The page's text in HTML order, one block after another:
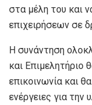
στα μέλη του και
επιχειρήσεων σε
Η συνάντηση
και Επιμελητήριο
επικοινωνία και
ενέργειες για